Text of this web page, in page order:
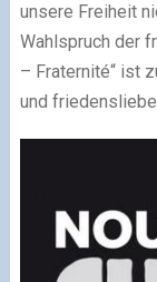
unsere Freiheit
Wahlspruch der
– Fraternité“ ist
und